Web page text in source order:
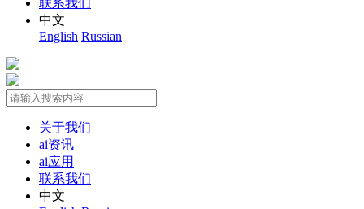
联系我们
中文
English Russian
关于我们
ai资讯
ai应用
联系我们
中文